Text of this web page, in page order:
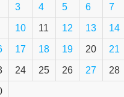
3 4 5 6 7
10 11 12 13 14
17 18 19 20 21
24 25 26 27 28